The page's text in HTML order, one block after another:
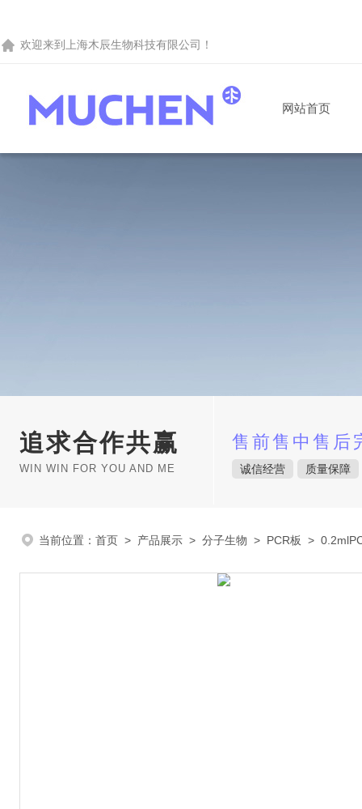
欢迎来到 上海木辰生物科技有限公司 ！
网站首页
追求合作共赢
WIN WIN FOR YOU AND ME
售前售中售后
诚信经营 质量保障
当前位置： 首页 > 产品展示 > 分子生物 > PCR板 >